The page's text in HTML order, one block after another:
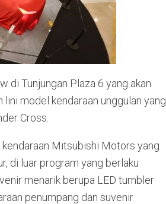
di Tunjungan Plaza 6 yang akan
model kendaraan unggulan yang
Cross.
Mitsubishi Motors yang
di luar program yang berlaku
menarik berupa LED tumbler
penumpang dan suvenir